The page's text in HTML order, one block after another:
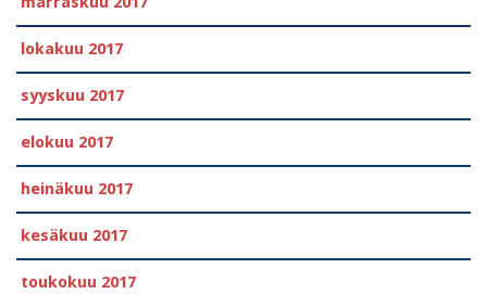
lokakuu 2017
syyskuu 2017
elokuu 2017
heinäkuu 2017
kesäkuu 2017
toukokuu 2017